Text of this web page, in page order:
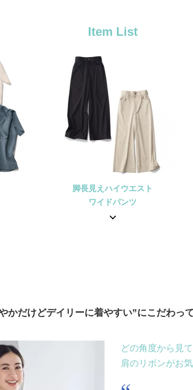
Item List
脚長見えハイウエスト
ワイドパンツ
かだけどデイリーに着やすい”にこだわっ
どの角度から見
肩のリボンがお